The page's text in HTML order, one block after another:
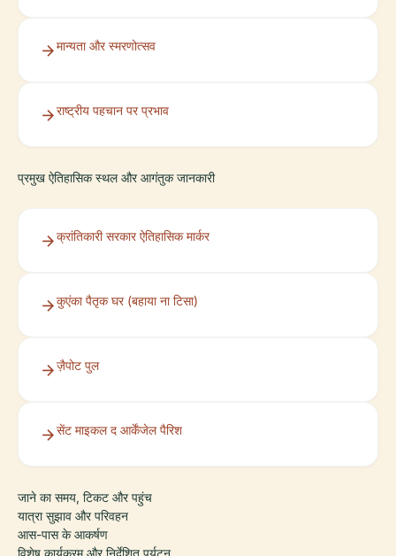
मान्यता और स्मरणोत्सव
राष्ट्रीय पहचान पर प्रभाव
प्रमुख ऐतिहासिक स्थल और आगंतुक जानकारी
क्रांतिकारी सरकार ऐतिहासिक मार्कर
कुएंका पैतृक घर (बहाया ना टिसा)
ज़ैपोट पुल
सेंट माइकल द आर्केंजेल पैरिश
जाने का समय, टिकट और पहुंच
यात्रा सुझाव और परिवहन
आस-पास के आकर्षण
विशेष कार्यक्रम और निर्देशित पर्यटन